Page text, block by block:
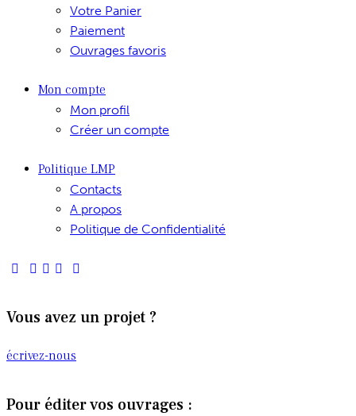
Votre Panier
Paiement
Ouvrages favoris
Mon compte
Mon profil
Créer un compte
Politique LMP
Contacts
A propos
Politique de Confidentialité
Vous avez un projet ?
écrivez-nous
Pour éditer vos ouvrages :